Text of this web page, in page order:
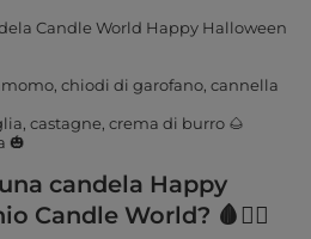
Candle World Happy Halloween
chiodi di garofano, cannella
castagne, crema di burro 🌰
🎃
candela Happy
Candle World? 🩸🧛‍♂️